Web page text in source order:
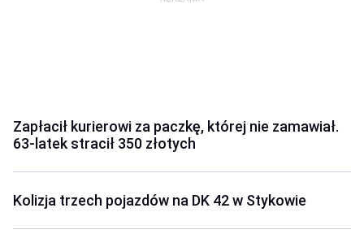
Zapłacił kurierowi za paczkę, której nie zamawiał.
63-latek stracił 350 złotych
Kolizja trzech pojazdów na DK 42 w Stykowie